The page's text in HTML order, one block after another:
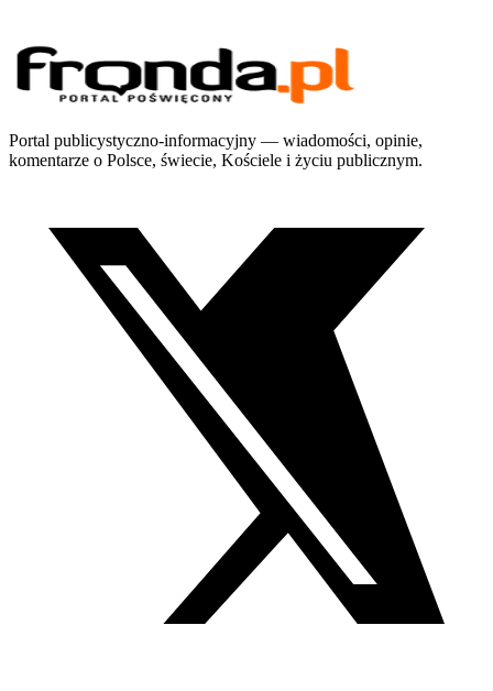
Portal publicystyczno-informacyjny — wiadomości, opinie,
komentarze o Polsce, świecie, Kościele i życiu publicznym.